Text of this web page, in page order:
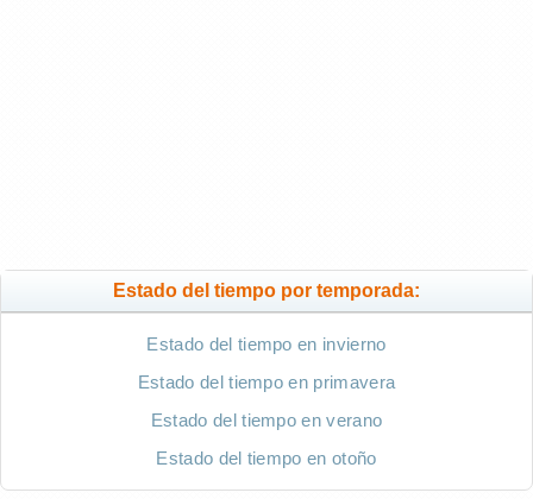
Estado del tiempo por temporada:
Estado del tiempo en invierno
Estado del tiempo en primavera
Estado del tiempo en verano
Estado del tiempo en otoño